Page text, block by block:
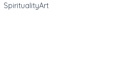
SpiritualityArt